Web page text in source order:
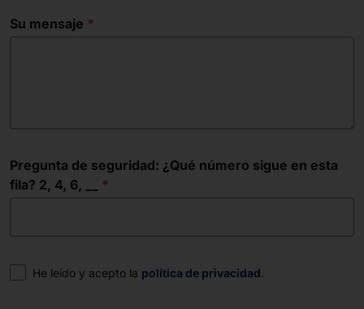
Su mensaje
Pregunta de seguridad: ¿Qué número sigue en esta
fila? 2, 4, 6, __
Consentimiento
He leído y acepto la política de privacidad.